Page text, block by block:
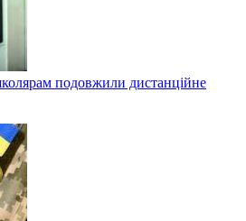
подовжили дистанційне